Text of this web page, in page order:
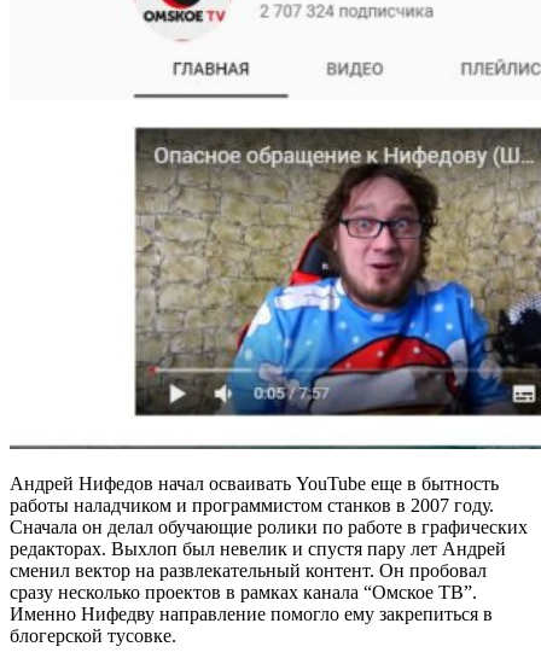
Андрей Нифедов начал осваивать YouTube еще в бытность
работы наладчиком и программистом станков в 2007 году.
Сначала он делал обучающие ролики по работе в графических
редакторах. Выхлоп был невелик и спустя пару лет Андрей
сменил вектор на развлекательный контент. Он пробовал
сразу несколько проектов в рамках канала “Омское ТВ”.
Именно Нифедву направление помогло ему закрепиться в
блогерской тусовке.